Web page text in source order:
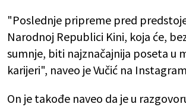
"Poslednje pripreme pred
Narodnoj Republici Kini, koja će,
sumnje, biti najznačajnija poseta u
karijeri", naveo je Vučić na
On je takođe naveo da je u